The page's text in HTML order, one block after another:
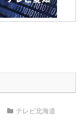
テレビ北海道